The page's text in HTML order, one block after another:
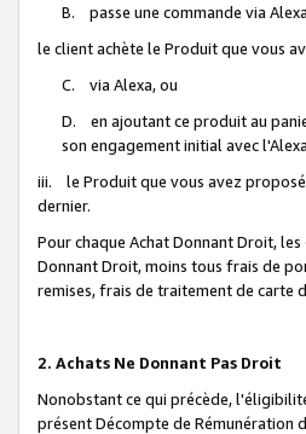
B. passe une commande via
le client achète le Produit que vous
C. via Alexa, ou
D. en ajoutant ce produit au
son engagement initial avec
iii. le Produit que vous avez proposé
dernier.
Pour chaque Achat Donnant Droit, les
Donnant Droit, moins tous frais de
remises, frais de traitement de carte
2. Achats Ne Donnant Pas Droit
Nonobstant ce qui précède,
présent Décompte de Rémunération